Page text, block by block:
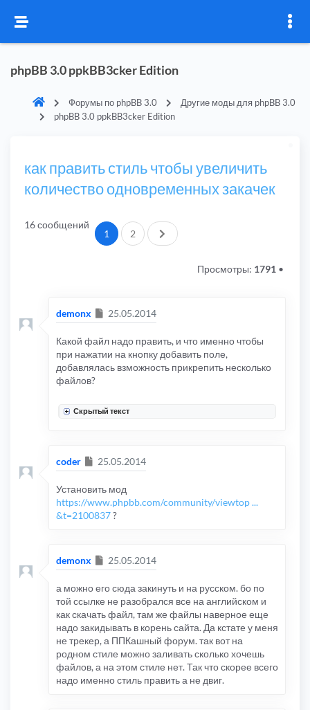
phpBB 3.0 ppkBB3cker Edition
Форумы по phpBB 3.0
Другие моды для phpBB 3.0
phpBB 3.0 ppkBB3cker Edition
как править стиль чтобы увеличить
количество одновременных закачек
16 сообщений
1 2 След.
Просмотры: 1791 •
demonx Сообщение
25.05.2014
Какой файл надо править, и что именно чтобы
при нажатии на кнопку добавить поле,
добавлялась взможность прикрепить несколько
файлов?
Скрытый текст
coder Сообщение
25.05.2014
Установить мод
https://www.phpbb.com/community/viewtop ...
&t=2100837?
demonx Сообщение
25.05.2014
а можно его сюда закинуть и на русском. бо по
той ссылке не разобрался все на английском и
как скачать файл, там же файлы наверное еще
надо закидывать в корень сайта. Да кстате у меня
не трекер, а ППКашный форум. так вот на
родном стиле можно заливать сколько хочешь
файлов, а на этом стиле нет. Так что скорее всего
надо именно стиль править а не двиг.